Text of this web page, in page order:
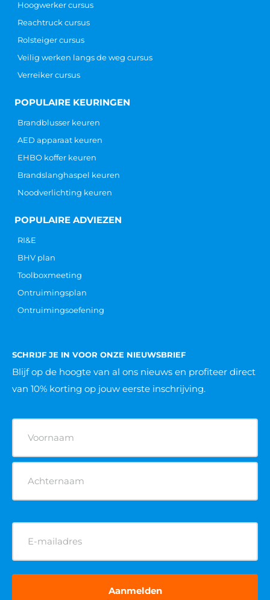
Hoogwerker cursus
Reachtruck cursus
Rolsteiger cursus
Veilig werken langs de weg cursus
Verreiker cursus
POPULAIRE KEURINGEN
Brandblusser keuren
AED apparaat keuren
EHBO koffer keuren
Brandslanghaspel keuren
Noodverlichting keuren
POPULAIRE ADVIEZEN
RI&E
BHV plan
Toolboxmeeting
Ontruimingsplan
Ontruimingsoefening
SCHRIJF JE IN VOOR ONZE NIEUWSBRIEF
Blijf op de hoogte van al ons nieuws en profiteer direct
van 10% korting op jouw eerste inschrijving.
(Vereist)
E-
(Vereist)